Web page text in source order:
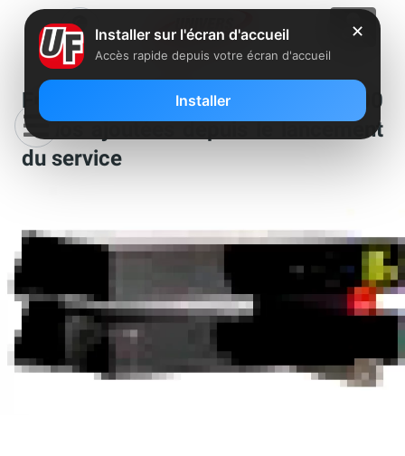
Freebox Révolution : plus de 1600
radios ajoutées depuis le lancement
du service
✕
Installer sur l'écran d'accueil
Accès rapide depuis votre écran d'accueil
Installer